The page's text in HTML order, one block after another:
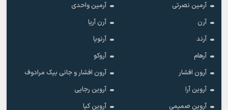
آرمین نصرتی
آرمین واحدی
آرن
آرن آریا
آرند
آرنویا
آرهام
آروکو
آرون افشار
آرون افشار و جانی بیک مرادوف
آروین آرا
آروین رجایی
آروین صمیمی
آروین کیا